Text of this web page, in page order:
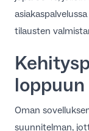
tilausten
loppuun
Oman
suunnitelman,